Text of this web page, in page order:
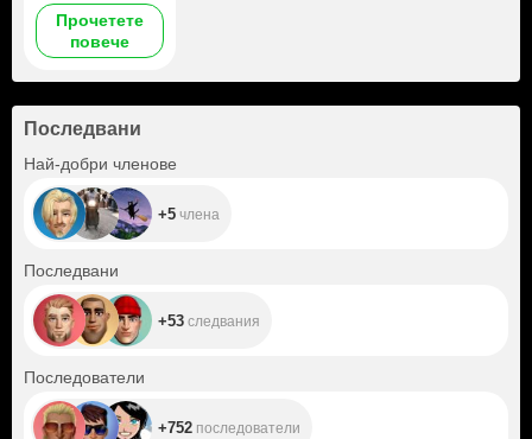
Прочетете
повече
Последвани
Най-добри членове
+5 члена
Последвани
+53 следвания
Последователи
+752 последователи